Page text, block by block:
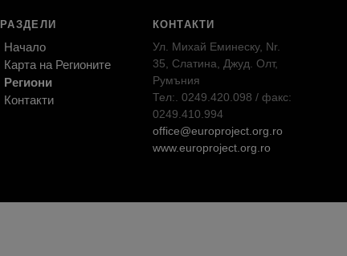
РАЗДЕЛИ
Начало
Карта на Регионите
Региони
Контакти
КОНТАКТИ
Ул. Михай Еминеску, Nr.
35, Слатина, Джуд. Олт,
Румъния
Тел:. 0249.420.098 / факс:
0249.410.994
office@europroject.org.ro
www.europroject.org.ro